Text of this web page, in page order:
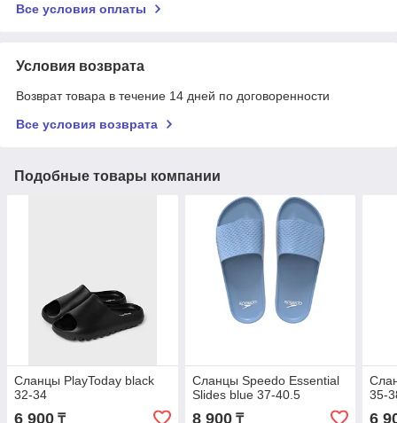
Все условия оплаты
Условия возврата
Возврат товара в течение 14 дней по договоренности
Все условия возврата
Подобные товары компании
Cланцы PlayToday black
32-34
6 900 ₸
Cланцы Speedo Essential
Slides blue 37-40.5
8 900₸
35-
6